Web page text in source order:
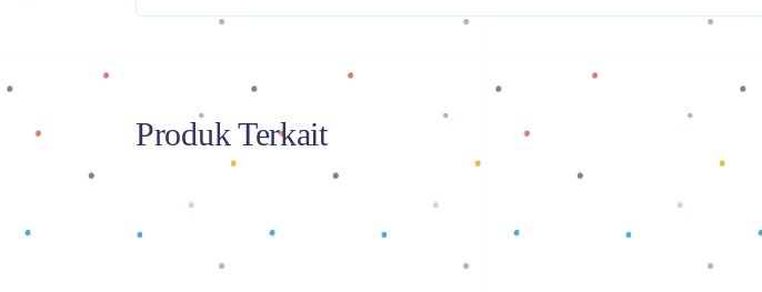
Produk Terkait